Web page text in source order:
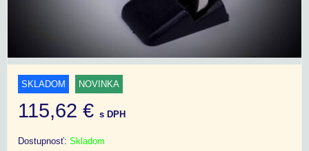
SKLADOM NOVINKA
115,62 € s DPH
Dostupnosť: Skladom